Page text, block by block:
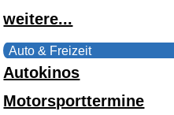
weitere...
Auto & Freizeit
Autokinos
Motorsporttermine